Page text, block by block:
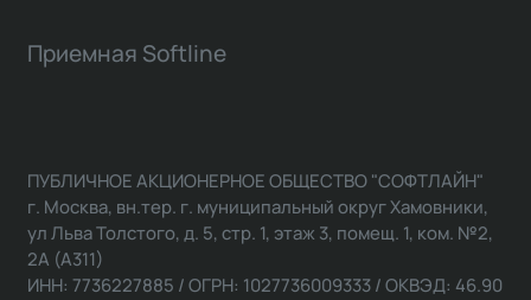
Приемная Softline
ПУБЛИЧНОЕ АКЦИОНЕРНОЕ ОБЩЕСТВО "СОФТЛАЙН"
г. Москва, вн.тер. г. муниципальный округ Хамовники,
ул Льва Толстого, д. 5, стр. 1, этаж 3, помещ. 1, ком. №2,
2А (А311)
ИНН: 7736227885 / ОГРН: 1027736009333 / ОКВЭД: 46.90